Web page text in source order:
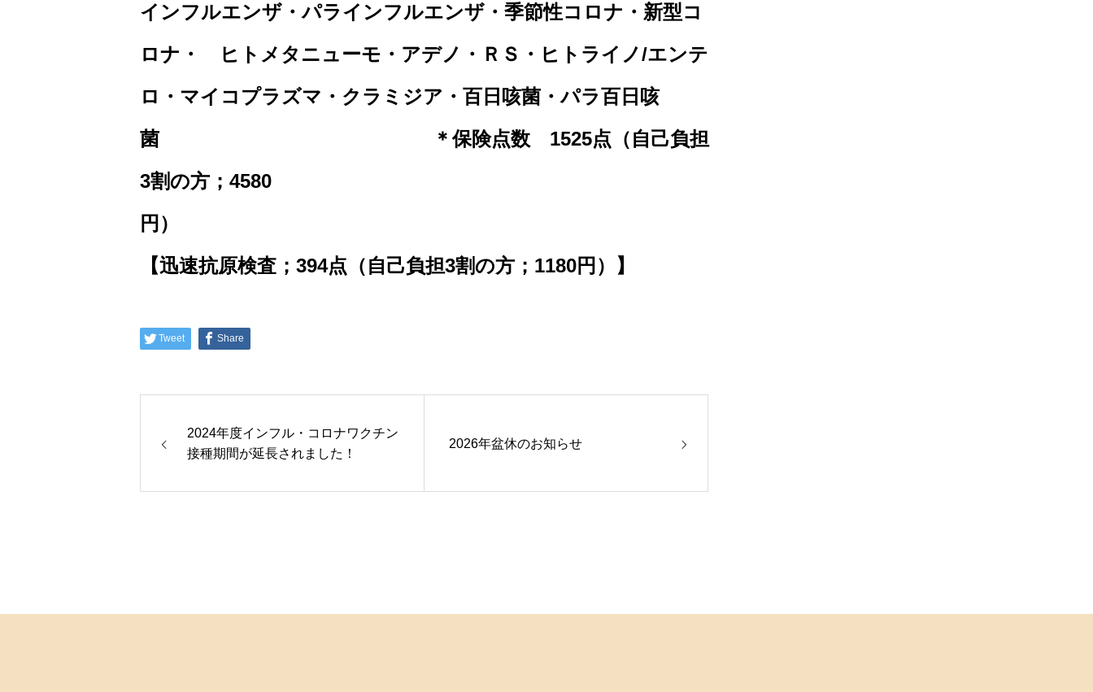
インフルエンザ・パラインフルエンザ・季節性コロナ・新型コ
ロナ・ ヒトメタニューモ・アデノ・ＲＳ・ヒトライノ/エンテ
ロ・マイコプラズマ・クラミジア・百日咳菌・パラ百日咳
菌 ＊保険点数 1525点（自己負担
3割の方；4580
円）
【迅速抗原検査；394点（自己負担3割の方；1180円）】
Tweet Share
2024年度インフル・コロナワクチン
接種期間が延長されました！
2026年盆休のお知らせ